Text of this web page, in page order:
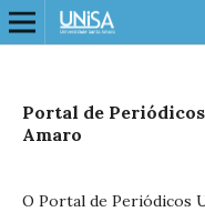
Portal de
Amaro
O Portal de Periódicos